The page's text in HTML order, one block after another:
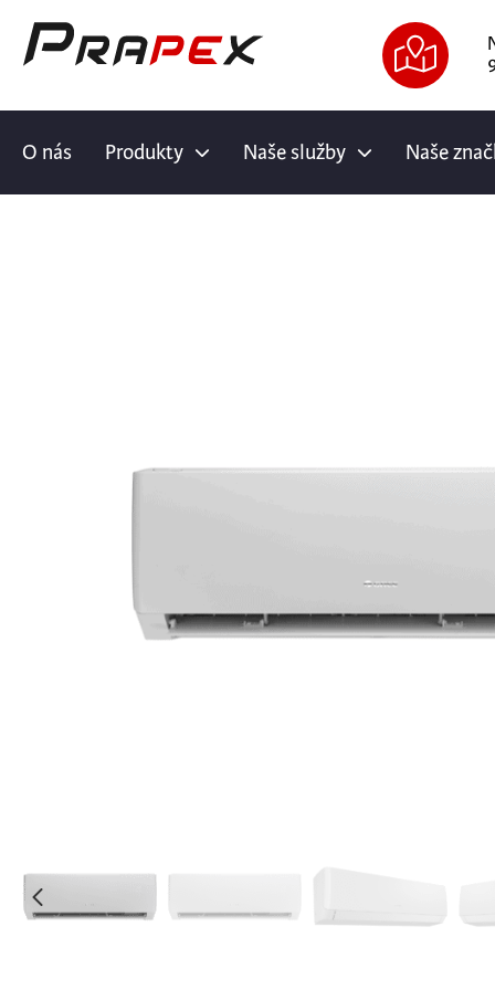
O nás Produkty Naše služby Naše